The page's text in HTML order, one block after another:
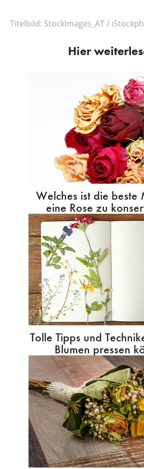
Titelbild: StockImages_AT /
Hier
Welches ist die beste
eine Rose zu
Tolle Tipps und
Blumen pressen